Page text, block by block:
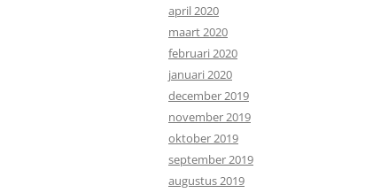
april 2020
maart 2020
februari 2020
januari 2020
december 2019
november 2019
oktober 2019
september 2019
augustus 2019